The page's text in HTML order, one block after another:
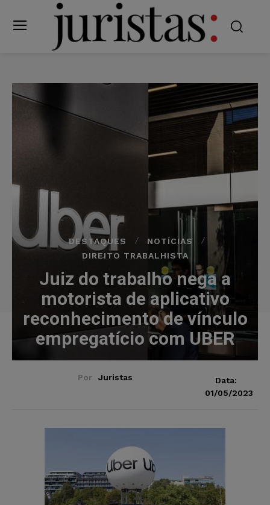
DESTAQUES
NOTÍCIAS
DIREITO TRABALHISTA
Juiz do trabalho nega a
motorista de aplicativo
reconhecimento de vínculo
empregatício com UBER
Por Juristas
Data:
01/05/2023